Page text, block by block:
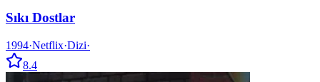
Sıkı Dostlar
1994·Netflix·Dizi·
8.4